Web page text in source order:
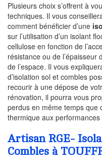
Plusieurs choix s’offrent à
techniques. Il vous
comment bénéficier d’une
sur l’utilisation d’un isolant
cellulose en fonction de
résistance ou de
de l’espace. Il vous
d’isolation sol et combles
recourir à une dépose de
rénovation, il pourra vous
perdus en même temps que
thermique aux
Artisan RGE-
Combles à